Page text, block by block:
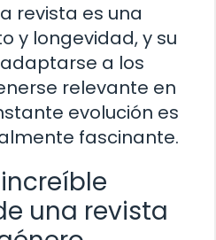
revista es una
y longevidad, y su
a los
relevante en
evolución es
fascinante.
una revista